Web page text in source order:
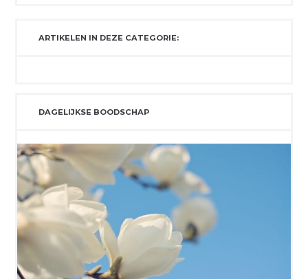
ARTIKELEN IN DEZE CATEGORIE:
DAGELIJKSE BOODSCHAP